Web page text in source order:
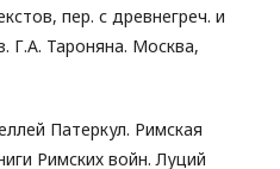
пер. с древнегреч. и
Г.А. Тароняна. Москва,
Патеркул. Римская
Римских войн. Луций